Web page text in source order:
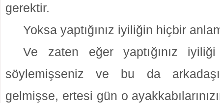
gerektir.
Yoksa yaptığınız iyiliğin hiçbir
Ve zaten eğer yaptığınız
söylemişseniz ve bu da
gelmişse, ertesi gün o